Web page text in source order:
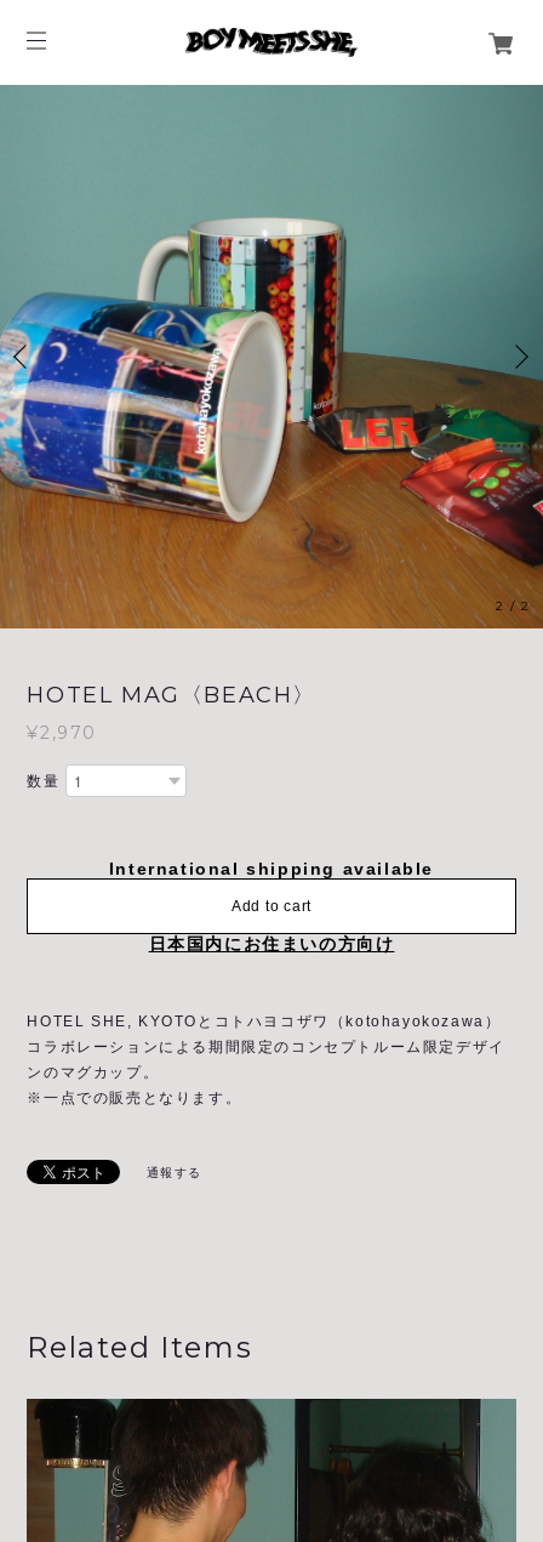
1 /2
HOTEL MAG〈BEACH〉
¥2,970
数量
International shipping available
Add to cart
日本国内にお住まいの方向け
HOTEL SHE, KYOTOとコトハヨコザワ（kotohayokozawa）
コラボレーションによる期間限定のコンセプトルーム限定デザイ
ンのマグカップ。
※一点での販売となります。
通報する
Related Items